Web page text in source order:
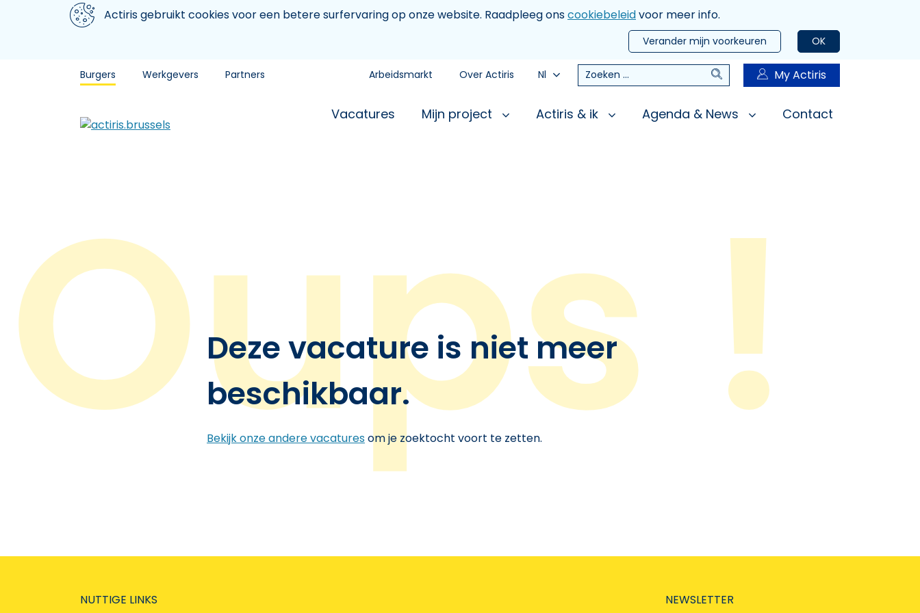
Aller au contenu principal
We gebruiken cookiesActiris gebruikt cookies voor een betere surfervaring op onze website. Raadpleeg onscookiebeleidvoor meer info.
OK
Verander mijn voorkeuren
Burgers Werkgevers Partners Arbeidsmarkt Over Actiris Nl Zoeken Zoeken My Actiris
Vacatures Mijn project Actiris & ik Agenda & News Contact
Deze vacature is niet meer
beschikbaar.
Bekijk onze andere vacaturesom je zoektocht voort te zetten.
NUTTIGE LINKS NEWSLETTER